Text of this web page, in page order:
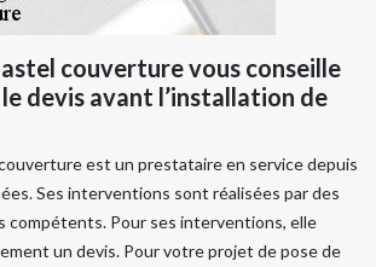
couverture vous conseille
devis avant l’installation de
est un prestataire en service depuis
Ses interventions sont réalisées par des
compétents. Pour ses interventions, elle
un devis. Pour votre projet de pose de